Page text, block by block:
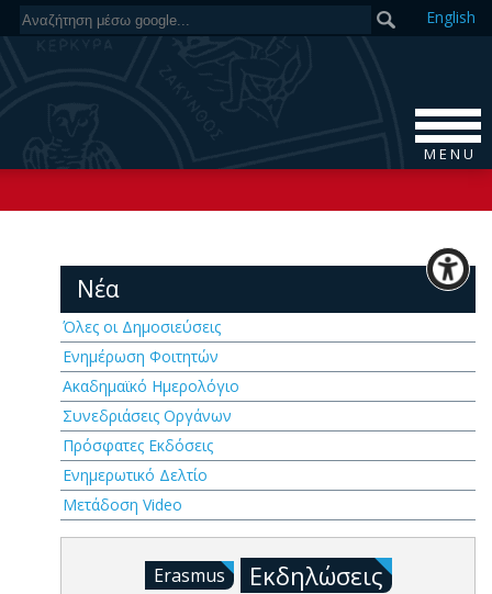
English
M E N U
Νέα
Όλες οι Δημοσιεύσεις
Ενημέρωση Φοιτητών
Ακαδημαϊκό Ημερολόγιο
Συνεδριάσεις Οργάνων
Πρόσφατες Εκδόσεις
Ενημερωτικό Δελτίο
Μετάδοση Video
Erasmus Εκδηλώσεις